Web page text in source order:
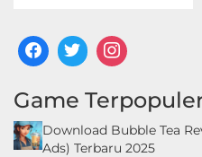
Game
Download Bubble Tea
Ads) Terbaru 2025